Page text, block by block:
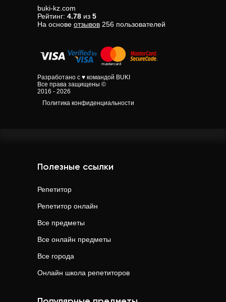
buki-kz.com
Рейтинг: 4.78 из 5
На основе отзывов 256 пользователей
Разработано с ♥ командой BUKI
Все права защищены ©
2016 - 2026
Политика конфиденциальности
Полезные ссылки
Репетитор
Репетитор онлайн
Все предметы
Все онлайн предметы
Все города
Онлайн школа репетиторов